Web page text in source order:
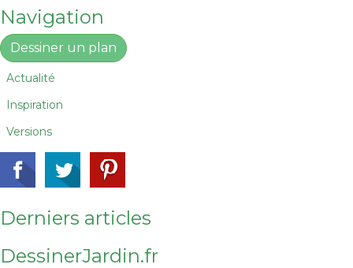
Navigation
Dessiner un plan
Actualité
Inspiration
Versions
Derniers articles
DessinerJardin.fr